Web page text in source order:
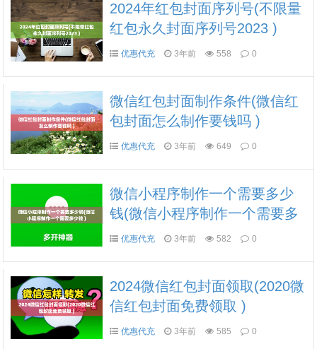
2024年红包封面序列号(不限量
红包永久封面序列号2023 )
优惠代充 3年前 558 0
微信红包封面制作条件(微信红
包封面怎么制作要钱吗 )
优惠代充 3年前 649 0
微信小程序制作一个需要多少
钱(微信小程序制作一个需要多
少钱 )
优惠代充 3年前 582 0
2024微信红包封面领取(2020微
信红包封面免费领取 )
优惠代充 3年前 585 0